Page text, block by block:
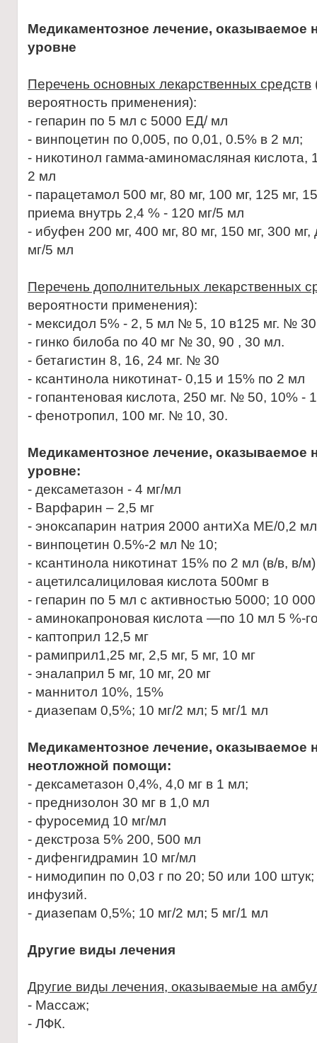
Медикаментозное лечение, оказываемое
уровне
Перечень основных лекарственных средств
вероятность применения):
- гепарин по 5 мл с 5000 ЕД/ мл
- винпоцетин по 0,005, по 0,01, 0.5% в 2 мл;
- никотинол гамма-аминомасляная
2 мл
- парацетамол 500 мг, 80 мг, 100 мг, 125 мг,
приема внутрь 2,4 % - 120 мг/5 мл
- ибуфен 200 мг, 400 мг, 80 мг, 150 мг, 300
мг/5 мл
Перечень дополнительных лекарственных
вероятности применения):
- мексидол 5% - 2, 5 мл № 5, 10 в125 мг. №
- гинко билоба по 40 мг № 30, 90 , 30 мл.
- бетагистин 8, 16, 24 мг. № 30
- ксантинола никотинат- 0,15 и 15% по 2 мл
- гопантеновая кислота, 250 мг. № 50, 10% -
- фенотропил, 100 мг. № 10, 30.
Медикаментозное лечение, оказываемое
уровне:
- дексаметазон - 4 мг/мл
- Варфарин – 2,5 мг
- эноксапарин натрия 2000 антиХа МЕ/0,2 мл
- винпоцетин 0.5%-2 мл № 10;
- ксантинола никотинат 15% по 2 мл (в/в, в/м)
- ацетилсалициловая кислота 500мг в
- гепарин по 5 мл с активностью 5000; 10
- аминокапроновая кислота —по 10 мл 5 %-
- каптоприл 12,5 мг
- рамиприл1,25 мг, 2,5 мг, 5 мг, 10 мг
- эналаприл 5 мг, 10 мг, 20 мг
- маннитол 10%, 15%
- диазепам 0,5%; 10 мг/2 мл; 5 мг/1 мл
Медикаментозное лечение, оказываемое
неотложной помощи:
- дексаметазон 0,4%, 4,0 мг в 1 мл;
- преднизолон 30 мг в 1,0 мл
- фуросемид 10 мг/мл
- декстроза 5% 200, 500 мл
- дифенгидрамин 10 мг/мл
- нимодипин по 0,03 г по 20; 50 или 100
инфузий.
- диазепам 0,5%; 10 мг/2 мл; 5 мг/1 мл
Другие виды лечения
Другие виды лечения, оказываемые на
- Массаж;
- ЛФК.